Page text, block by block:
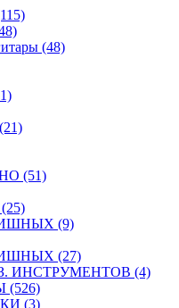
(48)
(51)
(9)
(27)
ИНСТРУМЕНТОВ (4)
(3)